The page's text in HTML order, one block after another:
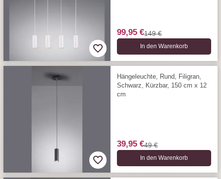
99,95 €149 €
In den Warenkorb
Hängeleuchte, Rund, Filigran,
Schwarz, Kürzbar, 150 cm x 12
cm
39,95 €49 €
In den Warenkorb